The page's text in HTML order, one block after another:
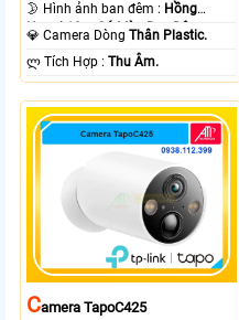
🌛 Hình ảnh ban đêm : Hồng
Ngoại 10m Có Màu Ban Ðêm.
💎 Camera DòngThân Plastic.
️ლ Tích Hợp :Thu Âm.
CAmera TapoC425